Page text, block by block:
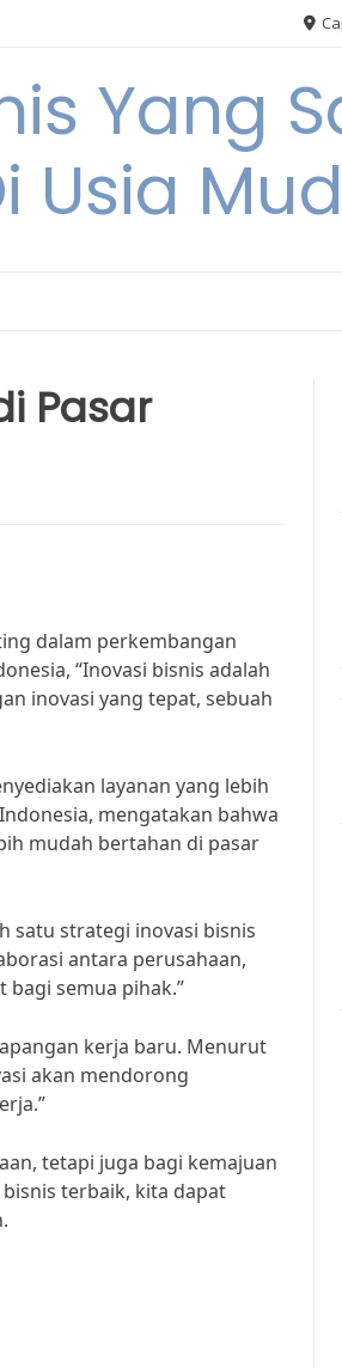
Yang
Usia
Pasar
dalam perkembangan
“Inovasi bisnis adalah
inovasi yang tepat, sebuah
layanan yang lebih
mengatakan bahwa
mudah bertahan di pasar
satu strategi inovasi bisnis
antara perusahaan,
semua pihak.”
kerja baru. Menurut
akan mendorong
tetapi juga bagi kemajuan
terbaik, kita dapat